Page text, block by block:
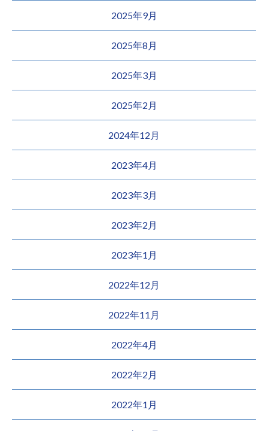
2025年9月
2025年8月
2025年3月
2025年2月
2024年12月
2023年4月
2023年3月
2023年2月
2023年1月
2022年12月
2022年11月
2022年4月
2022年2月
2022年1月